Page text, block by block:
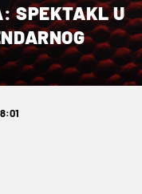
SPEKTAKL U